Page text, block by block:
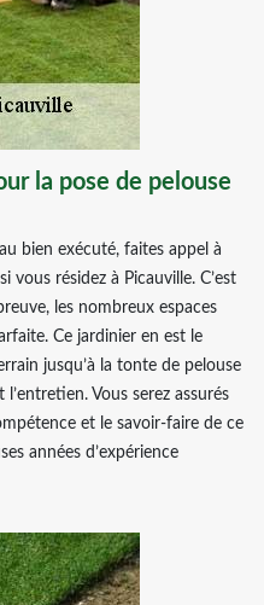
la pose de pelouse
bien exécuté, faites appel à
vous résidez à Picauville. C’est
les nombreux espaces
Ce jardinier en est le
jusqu’à la tonte de pelouse
Vous serez assurés
et le savoir-faire de ce
années d’expérience